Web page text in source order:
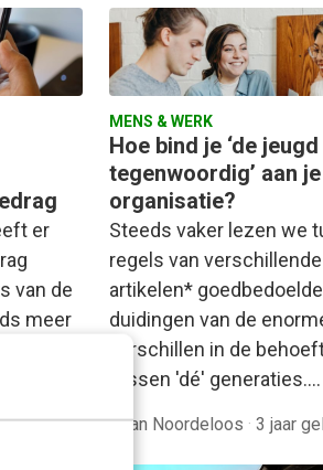
er
van de
meer
geleden
MENS & WERK
Hoe bind je ‘de
tegenwoordig’ aan je
organisatie?
Steeds vaker lezen we
regels van verschillende
artikelen* goedbedoelde
duidingen van de
verschillen in de
tussen 'dé' generaties.…
Daan Noordeloos · 3 jaar